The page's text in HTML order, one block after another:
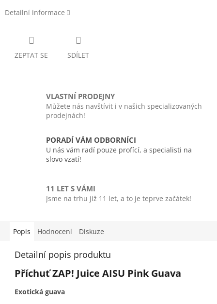
Detailní informace
ZEPTAT SE SDÍLET
VLASTNÍ PRODEJNY
Můžete nás navštívit i v našich specializovaných
prodejnách!
PORADÍ VÁM ODBORNÍCI
U nás vám radí pouze profící, a specialisti na
slovo vzatí!
11 LET S VÁMI
Jsme na trhu již 11 let, a to je teprve začátek!
Popis Hodnocení Diskuze
Detailní popis produktu
Příchuť ZAP! Juice AISU Pink Guava
Exotická guava